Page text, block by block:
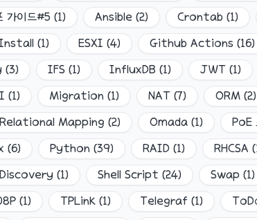
가이드#5 (1) Ansible (2) Crontab (1)
(1) ESXI (4) Github Actions (16)
(3) IFS (1) InfluxDB (1) JWT (1)
(1) Migration (1) NAT (7) ORM (2)
Mapping (2) Omada (1) PoE
(6) Python (39) RAID (1) RHCSA (
(1) Shell Script (24) Swap (1)
(1) TPLink (1) Telegraf (1)